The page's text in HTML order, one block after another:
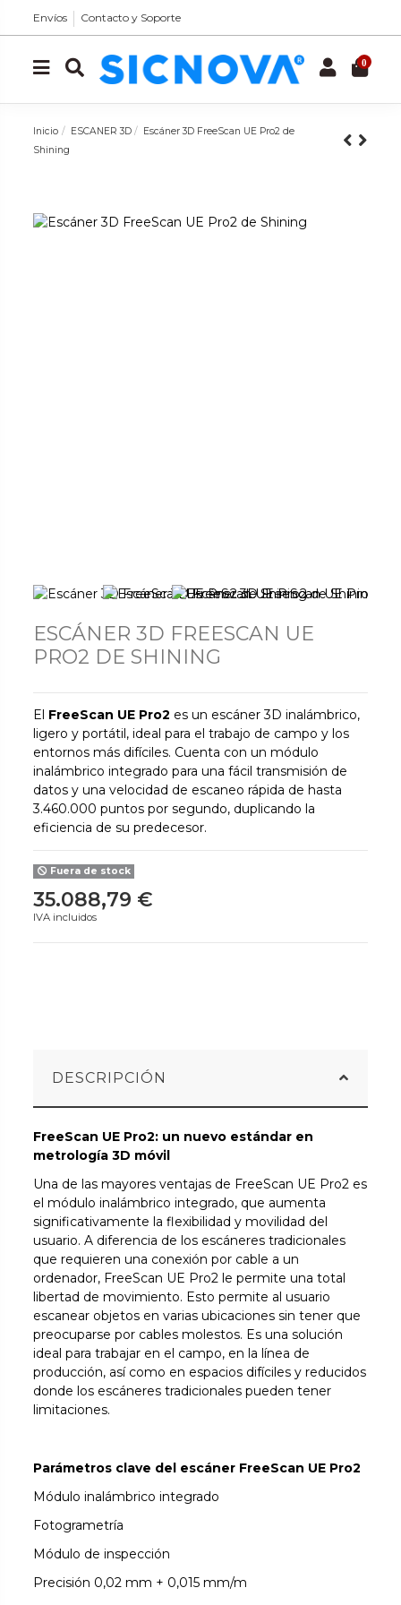
Envíos Contacto y Soporte
0
Inicio ESCANER 3D
Escáner 3D FreeScan UE Pro2 de
Shining
ESCÁNER 3D FREESCAN UE
PRO2 DE SHINING
El FreeScan UE Pro2 es un escáner 3D inalámbrico,
ligero y portátil, ideal para el trabajo de campo y los
entornos más difíciles. Cuenta con un módulo
inalámbrico integrado para una fácil transmisión de
datos y una velocidad de escaneo rápida de hasta
3.460.000 puntos por segundo, duplicando la
eficiencia de su predecesor.
Fuera de stock
35.088,79 €
IVA incluidos
DESCRIPCIÓN
FreeScan UE Pro2: un nuevo estándar en
metrología 3D móvil
Una de las mayores ventajas de FreeScan UE Pro2 es
el módulo inalámbrico integrado, que aumenta
significativamente la flexibilidad y movilidad del
usuario. A diferencia de los escáneres tradicionales
que requieren una conexión por cable a un
ordenador, FreeScan UE Pro2 le permite una total
libertad de movimiento. Esto permite al usuario
escanear objetos en varias ubicaciones sin tener que
preocuparse por cables molestos. Es una solución
ideal para trabajar en el campo, en la línea de
producción, así como en espacios difíciles y reducidos
donde los escáneres tradicionales pueden tener
limitaciones.
Parámetros clave del escáner FreeScan UE Pro2
Módulo inalámbrico integrado
Fotogrametría
Módulo de inspección
Precisión 0,02 mm + 0,015 mm/m